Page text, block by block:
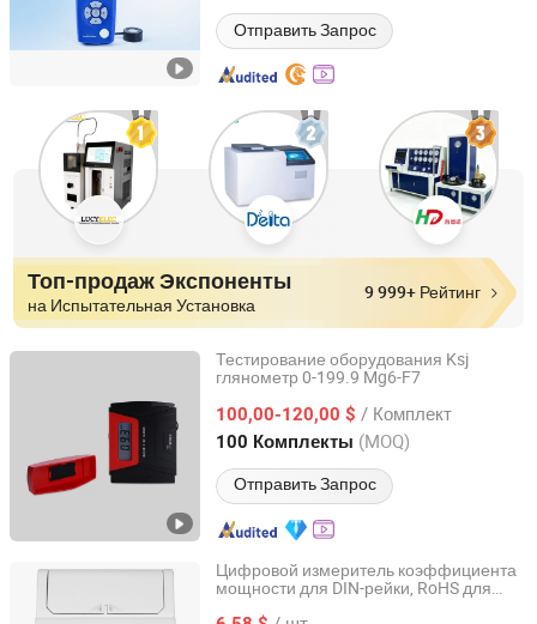
Отправить Запрос
Топ-продаж Экспоненты
на Испытательная Установка
9 999+ Рейтинг
Тестирование оборудования Ksj
глянометр 0-199.9 Mg6-F7
100,00-120,00 $ / Комплект
100 Комплекты (MOQ)
Отправить Запрос
Ksj Photoelectrical Instruments Co., Ltd
Fujian, China с 2023
Цифровой измеритель коэффициента
мощности для DIN-рейки, RoHS для
Zhejiang Tainihan Electrical Technology Co., Ltd.